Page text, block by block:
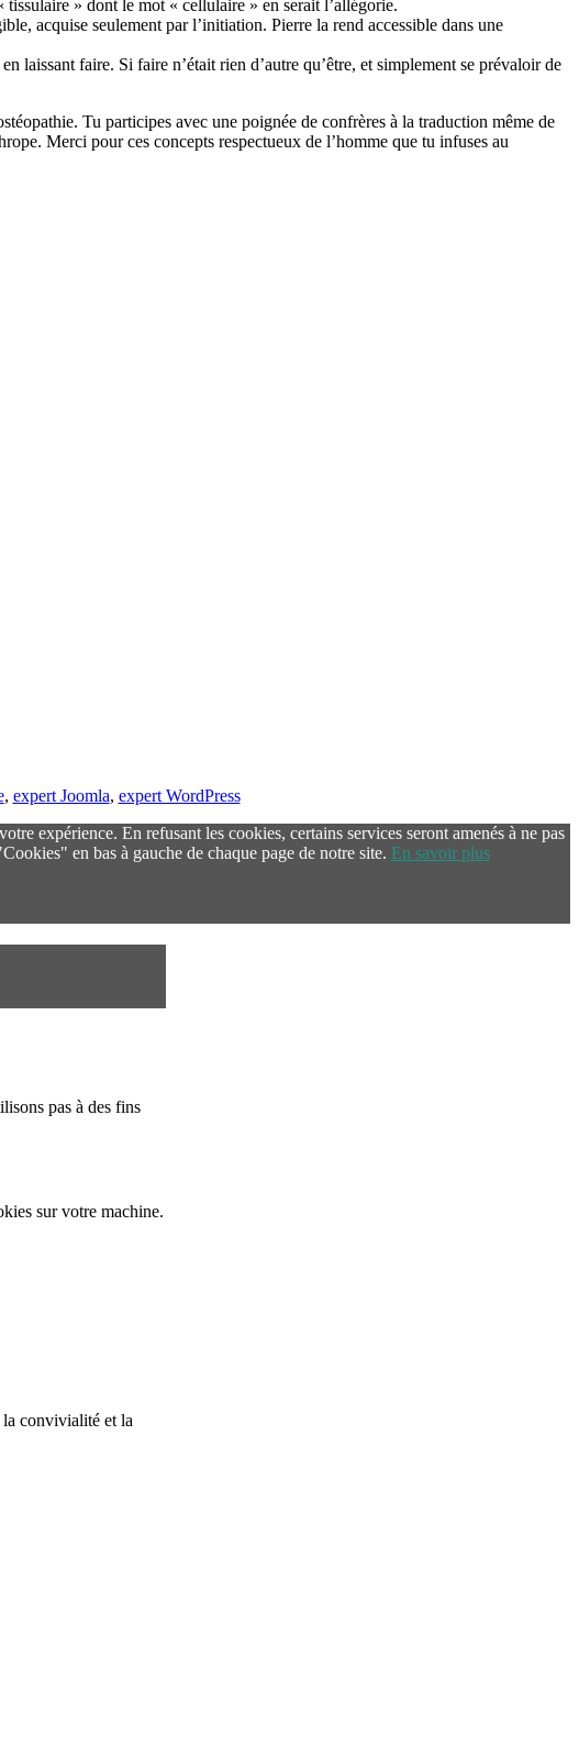
tissulaire » dont le mot « cellulaire » en serait l’allégorie.
acquise seulement par l’initiation. Pierre la rend accessible dans une
laissant faire. Si faire n’était rien d’autre qu’être, et simplement se prévaloir de
Tu participes avec une poignée de confrères à la traduction même de
Merci pour ces concepts respectueux de l’homme que tu infuses au
, expert Joomla, expert WordPress
expérience. En refusant les cookies, certains services seront amenés à ne pas
en bas à gauche de chaque page de notre site. En savoir plus
pas à des fins
sur votre machine.
la convivialité et la